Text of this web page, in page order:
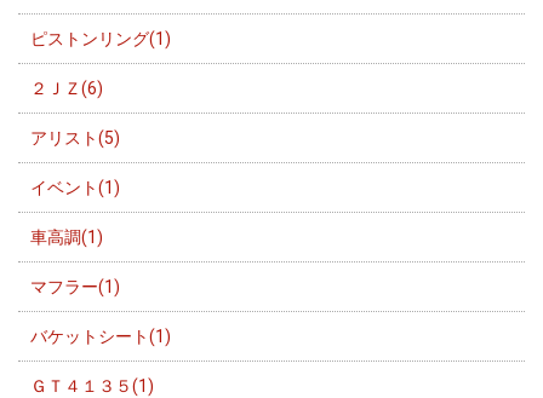
ピストンリング(1)
２ＪＺ(6)
アリスト(5)
イベント(1)
車高調(1)
マフラー(1)
バケットシート(1)
ＧＴ４１３５(1)